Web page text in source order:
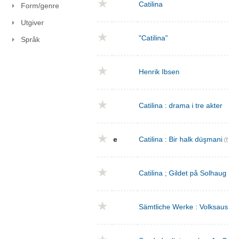
Form/genre
Utgiver
Språk
Catilina
"Catilina"
Henrik Ibsen
Catilina : drama i tre akter
e Catilina : Bir halk düşmani
Catilina ; Gildet på Solhaug
Sämtliche Werke :